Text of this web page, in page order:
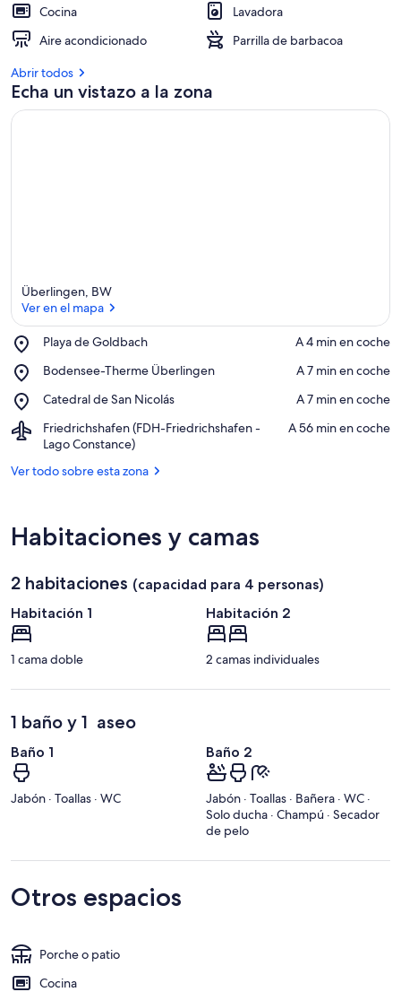
Cocina
Lavadora
Aire acondicionado
Parrilla de barbacoa
Abrir todos
Echa un vistazo a la zona
Überlingen, BW
Ver en el mapa
Playa de Goldbach
Place,
de
‪A 4 min en coche‬
Bodensee-Therme Überlingen
Place,
Therme
‪A 7 min en coche‬
Catedral de San Nicolás
Place,
de
San
Nicolás
‪A 7 min en coche‬
Friedrichshafen (FDH-Friedrichshafen -
Lago Constance)
Airport,
Friedrichshafen
Friedrichshafen
Constance)
‪A 56 min en coche‬
Ver todo sobre esta zona
Habitaciones y camas
2 habitaciones (capacidad para 4 personas)
Habitación 1
1 cama doble
Habitación 2
2 camas individuales
1 baño y 1 aseo
Baño 1
Jabón · Toallas · WC
Baño 2
Jabón · Toallas · Bañera · WC ·
Solo ducha · Champú · Secador
de pelo
Otros espacios
Porche o patio
Cocina